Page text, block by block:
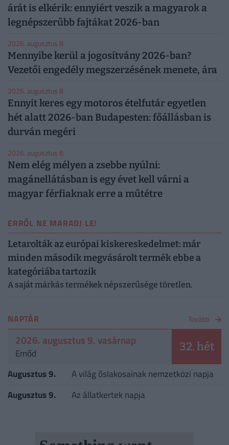
árát is elkérik: ennyiért veszik a magyarok a
legnépszerűbb fajtákat 2026-ban
2026. augusztus 8.
Mennyibe kerül a jogosítvány 2026-ban?
Vezetői engedély megszerzésének menete, ára
2026. augusztus 8.
Ennyit keres egy motoros ételfutár egyetlen
hét alatt 2026-ban Budapesten: főállásban is
durván megéri
2026. augusztus 8.
Nem elég mélyen a zsebbe nyúlni:
magánellátásban is egy évet kell várni a
magyar férfiaknak erre a műtétre
ERRŐL NE MARADJ LE!
Letarolták az európai kiskereskedelmet: már
minden második megvásárolt termék ebbe a
kategóriába tartozik
A saját márkás termékek népszerűsége töretlen.
NAPTÁR Tovább
2026. augusztus 9. vasárnap
Emőd 32. hét
Augusztus 9.
A világ őslakosainak nemzetközi napja
Augusztus 9.
Az állatkertek napja